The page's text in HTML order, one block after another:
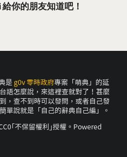
你的朋友知道吧！
是 g0v 零時政府專案「萌典」的延
語怎麼說，來這裡查就對了！甚麼
，查不到時可以發問，或者自己發
單說就是「自己的辭典自己編」。
｢不保留權利｣授權。Powered